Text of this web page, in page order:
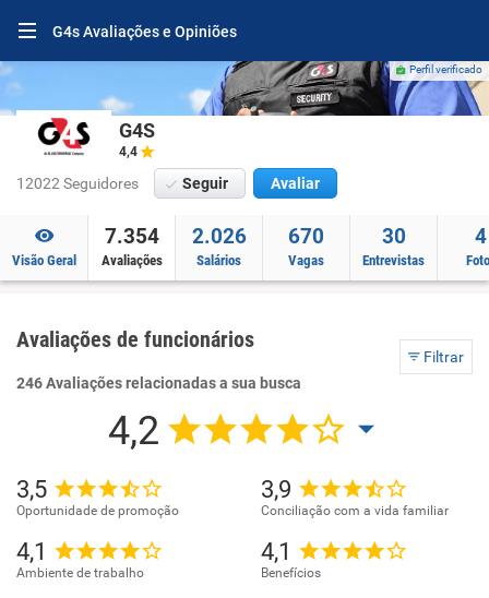
G4s Avaliações e Opiniões
Perfil verificado
G4S
4,4
12022 Seguidores Seguir Avaliar
Visão Geral
7.354
Avaliações
2.026
Salários
670
Vagas
30
Entrevistas
4
Avaliações de funcionários
Filtrar
246 Avaliações relacionadas a sua busca
4,2
3,5
Oportunidade de promoção
3,9
Conciliação com a vida familiar
4,1
Ambiente de trabalho
4,1
Benefícios